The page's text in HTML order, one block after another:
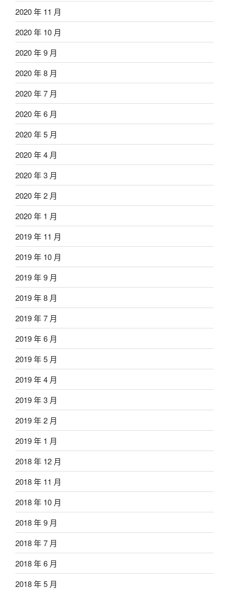
2020 年 11 月
2020 年 10 月
2020 年 9 月
2020 年 8 月
2020 年 7 月
2020 年 6 月
2020 年 5 月
2020 年 4 月
2020 年 3 月
2020 年 2 月
2020 年 1 月
2019 年 11 月
2019 年 10 月
2019 年 9 月
2019 年 8 月
2019 年 7 月
2019 年 6 月
2019 年 5 月
2019 年 4 月
2019 年 3 月
2019 年 2 月
2019 年 1 月
2018 年 12 月
2018 年 11 月
2018 年 10 月
2018 年 9 月
2018 年 7 月
2018 年 6 月
2018 年 5 月